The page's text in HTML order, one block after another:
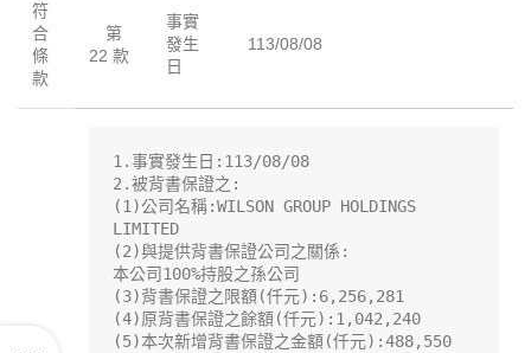
符
合
條
款
第
22 款
事實
發生
日
113/08/08
1.事實發生日:113/08/08
2.被背書保證之:
(1)公司名稱:WILSON GROUP HOLDINGS
LIMITED
(2)與提供背書保證公司之關係:
本公司100%持股之孫公司
(3)背書保證之限額(仟元):6,256,281
(4)原背書保證之餘額(仟元):1,042,240
(5)本次新增背書保證之金額(仟元):488,550